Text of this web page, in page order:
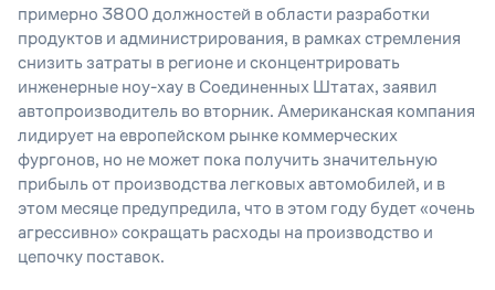
примерно 3800 должностей в области разработки
продуктов и администрирования, в рамках стремления
снизить затраты в регионе и сконцентрировать
инженерные ноу-хау в Соединенных Штатах, заявил
автопроизводитель во вторник. Американская компания
лидирует на европейском рынке коммерческих
фургонов, но не может пока получить значительную
прибыль от производства легковых автомобилей, и в
этом месяце предупредила, что в этом году будет «очень
агрессивно» сокращать расходы на производство и
цепочку поставок.